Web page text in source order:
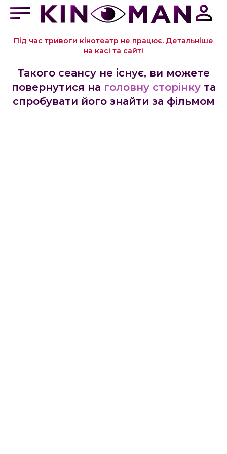
Під час тривоги кінотеатр не працює. Детальніше
на касі та сайті
Такого сеансу не існує, ви можете
повернутися на головну сторінку та
спробувати його знайти за фільмом